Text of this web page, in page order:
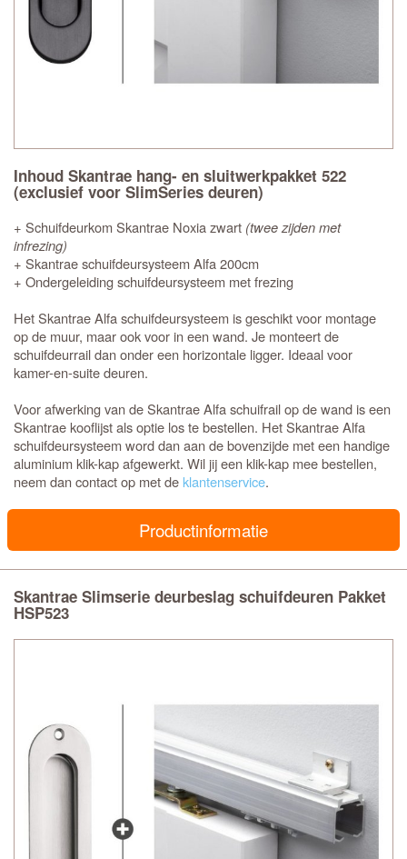
Inhoud Skantrae hang- en sluitwerkpakket 522
(exclusief voor SlimSeries deuren)
+ Schuifdeurkom Skantrae Noxia zwart (twee zijden met
infrezing)
+ Skantrae schuifdeursysteem Alfa 200cm
+ Ondergeleiding schuifdeursysteem met frezing
Het Skantrae Alfa schuifdeursysteem is geschikt voor montage
op de muur, maar ook voor in een wand. Je monteert de
schuifdeurrail dan onder een horizontale ligger. Ideaal voor
kamer-en-suite deuren.
Voor afwerking van de Skantrae Alfa schuifrail op de wand is een
Skantrae kooflijst als optie los te bestellen. Het Skantrae Alfa
schuifdeursysteem word dan aan de bovenzijde met een handige
aluminium klik-kap afgewerkt. Wil jij een klik-kap mee bestellen,
neem dan contact op met deklantenservice.
Productinformatie
Skantrae Slimserie deurbeslag schuifdeuren Pakket
HSP523